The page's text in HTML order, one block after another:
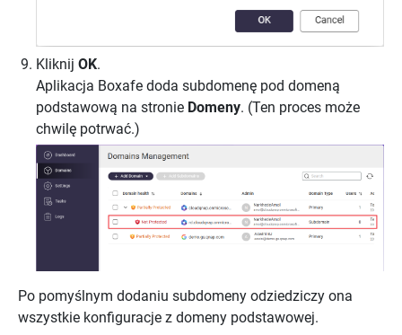
Kliknij OK.
Aplikacja Boxafe doda subdomenę pod domeną
podstawową na stronie Domeny. (Ten proces może
chwilę potrwać.)
Po pomyślnym dodaniu subdomeny odziedziczy ona
wszystkie konfiguracje z domeny podstawowej.